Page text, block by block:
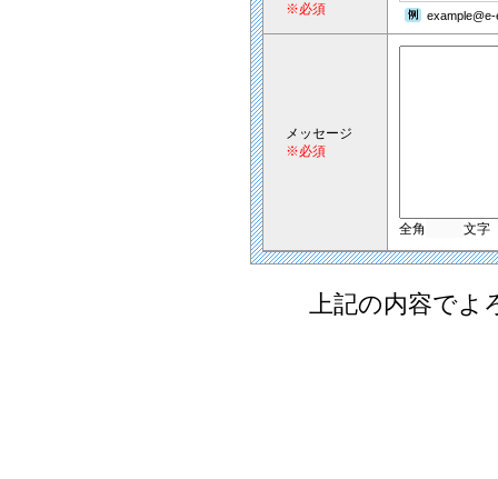
※必須
メッセージ
※必須
全角 文字
上記の内容でよ